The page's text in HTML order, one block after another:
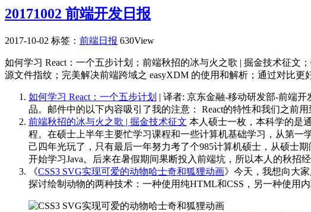
20171002 前端开发日报
2017-10-02 标签： 前端日报 630View
如何学习 React：一个五步计划；前端秋招的冰与火之歌 | 掘金技术征文
源文件指纹；完美解决前端跨域之 easyXDM 的使用和解析；通过对比更
如何学习 React：一个五步计划 | 译者: 京东金融-移动研发部-前端
品。邮件中的以下内容吸引了我的注意： React的特性和我们之
前端秋招的冰与火之歌 | 掘金技术征文 本人硕士一枚，本科学的是
程。在硕士上半年主要忙学习课程和一些计算机基础学习，从第一
己四年光玩了，只有最后一年努力考了个985计算机硕士，从硕士
开始学习Java。后来在暑假期间果断投入前端坑，所以本人的秋招经
《CSS3 SVG实现可爱的动物哈士奇和狐狸动画》今天，我想向大
探讨绘制动物的两种技术：一种使用纯HTML和CSS，另一种使用内